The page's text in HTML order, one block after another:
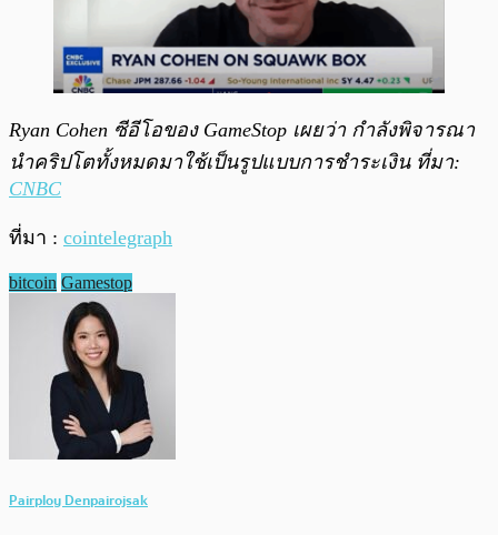
Ryan Cohen ซีอีโอของ GameStop เผยว่า กำลังพิจารณา
นำคริปโตทั้งหมดมาใช้เป็นรูปแบบการชำระเงิน ที่มา:
CNBC
ที่มา : cointelegraph
bitcoin Gamestop
Pairploy Denpairojsak